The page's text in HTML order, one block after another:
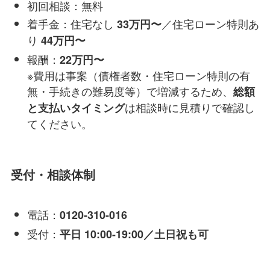
初回相談：無料
着手金：住宅なし 33万円〜／住宅ローン特則あ
り 44万円〜
報酬： 22万円〜
※費用は事案（債権者数・住宅ローン特則の有
無・手続きの難易度等）で増減するため、 総額
と支払いタイミングは相談時に見積りで確認し
てください。
受付・相談体制
電話： 0120-310-016
受付： 平日 10:00-19:00／土日祝も可